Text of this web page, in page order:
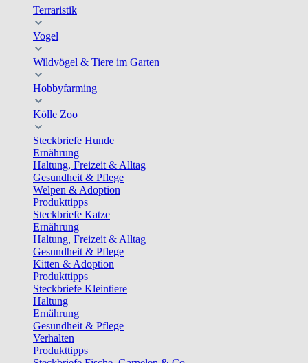
Terraristik
Vogel
Wildvögel & Tiere im Garten
Hobbyfarming
Kölle Zoo
Steckbriefe Hunde
Ernährung
Haltung, Freizeit & Alltag
Gesundheit & Pflege
Welpen & Adoption
Produkttipps
Steckbriefe Katze
Ernährung
Haltung, Freizeit & Alltag
Gesundheit & Pflege
Kitten & Adoption
Produkttipps
Steckbriefe Kleintiere
Haltung
Ernährung
Gesundheit & Pflege
Verhalten
Produkttipps